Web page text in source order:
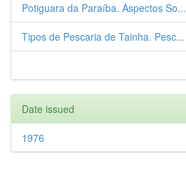
Potiguara da Paraíba. Aspectos So...
Tipos de Pescaria de Tainha. Pesc...
Date issued
1976